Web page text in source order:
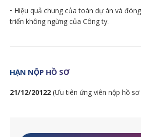
• Hiệu quả chung của toàn dự án và
triển không ngừng của Công ty.
HẠN NỘP HỒ SƠ
21/12/20122 (Ưu tiên ứng viên nộp hồ